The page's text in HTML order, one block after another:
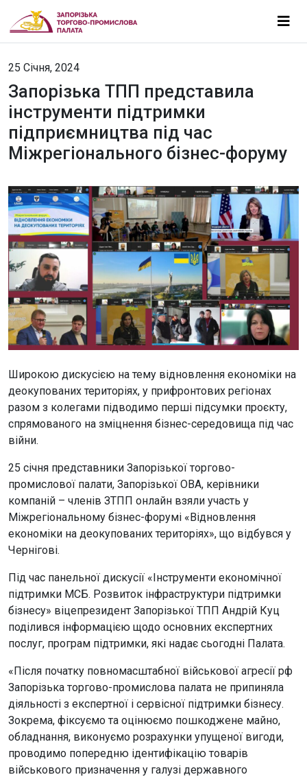
25 Січня, 2024
Запорізька ТПП представила
інструменти підтримки
підприємництва під час
Міжрегіонального бізнес-форуму
Широкою дискусією на тему відновлення економіки на
деокупованих територіях, у прифронтових регіонах
разом з колегами підводимо перші підсумки проєкту,
спрямованого на зміцнення бізнес-середовища під час
війни.
25 січня представники Запорізької торгово-
промислової палати, Запорізької ОВА, керівники
компаній – членів ЗТПП онлайн взяли участь у
Міжрегіональному бізнес-форумі «Відновлення
економіки на деокупованих територіях», що відбувся у
Чернігові.
Під час панельної дискусії «Інструменти економічної
підтримки МСБ. Розвиток інфраструктури підтримки
бізнесу» віцепрезидент Запорізької ТПП Андрій Куц
поділився інформацією щодо основних експертних
послуг, програм підтримки, які надає сьогодні Палата.
«Після початку повномасштабної військової агресії рф
Запорізька торгово-промислова палата не припиняла
діяльності з експертної і сервісної підтримки бізнесу.
Зокрема, фіксуємо та оцінюємо пошкоджене майно,
обладнання, виконуємо розрахунки упущеної вигоди,
проводимо попередню ідентифікацію товарів
військового призначення у галузі державного